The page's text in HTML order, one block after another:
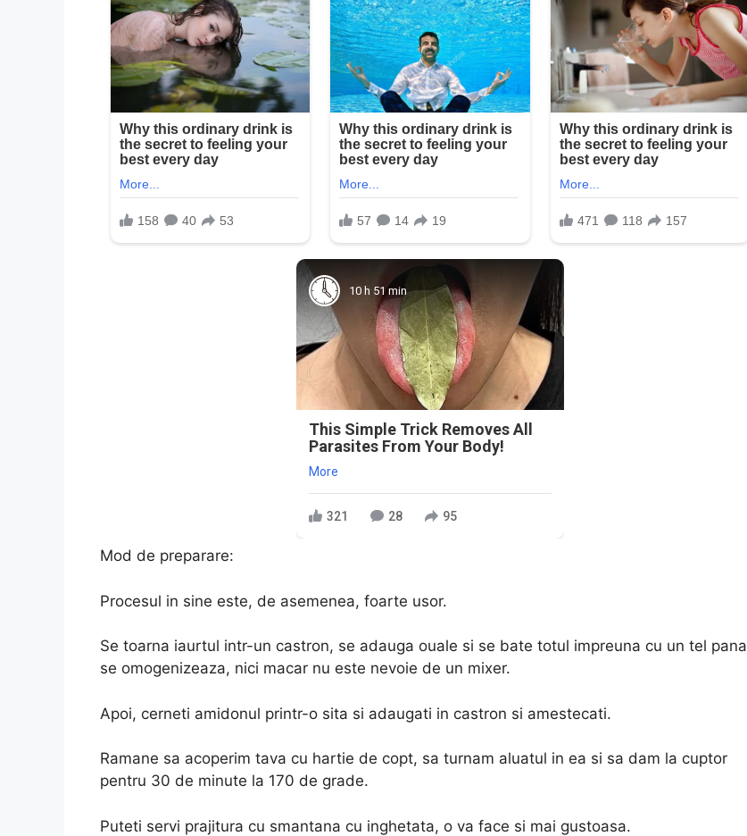
10 h 51 min
This Simple Trick Removes All
Parasites From Your Body!
More
321 28 95
Mod de preparare:
Procesul in sine este, de asemenea, foarte usor.
Se toarna iaurtul intr-un castron, se adauga ouale si se bate totul impreuna cu un tel pana
se omogenizeaza, nici macar nu este nevoie de un mixer.
Apoi, cerneti amidonul printr-o sita si adaugati in castron si amestecati.
Ramane sa acoperim tava cu hartie de copt, sa turnam aluatul in ea si sa dam la cuptor
pentru 30 de minute la 170 de grade.
Puteti servi prajitura cu smantana cu inghetata, o va face si mai gustoasa.